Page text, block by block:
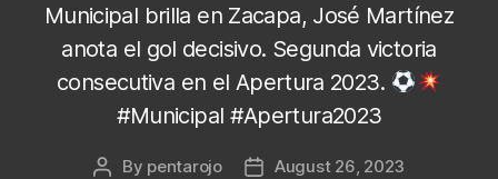
Municipal brilla en Zacapa, José Martínez
anota el gol decisivo. Segunda victoria
consecutiva en el Apertura 2023.
#Municipal #Apertura2023
Post
By pentarojo
PostAugust 26, 2023